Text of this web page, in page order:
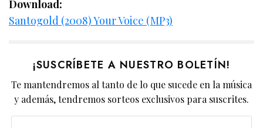
Download:
Santogold (2008) Your Voice (MP3)
¡SUSCRÍBETE A NUESTRO BOLETÍN!
Te mantendremos al tanto de lo que sucede en la música
y además, tendremos sorteos exclusivos para suscrites.